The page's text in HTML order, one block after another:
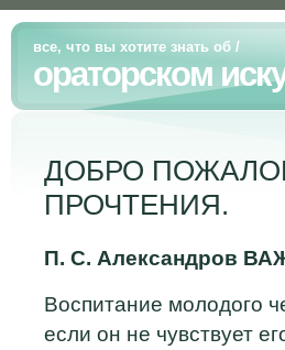
все, что вы хотите знать об /
ораторском
ДОБРО
ПРОЧТЕНИЯ.
П. С. Александров
Воспитание молодого
если он не чувствует